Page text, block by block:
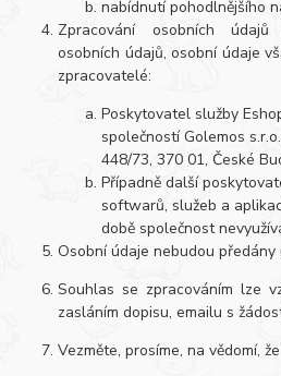
nabídnutí pohodlnějšího
Zpracování osobních
osobních údajů, osobní údaje
zpracovatelé:
Poskytovatel služby
společností Golemos
448/73, 370 01, České
Případně další
softwarů, služeb a
době společnost
Osobní údaje nebudou předány
Souhlas se zpracováním lze
zasláním dopisu, emailu s
Vezměte, prosíme, na vědomí,